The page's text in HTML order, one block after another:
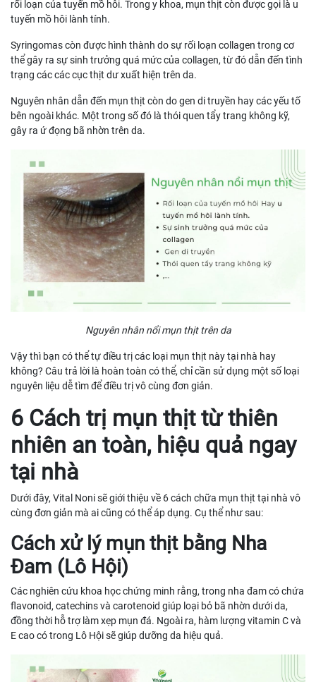
rối loạn của tuyến mồ hôi. Trong y khoa, mụn thịt còn được gọi là u
tuyến mồ hôi lành tính.
Syringomas còn được hình thành do sự rối loạn collagen trong cơ
thể gây ra sự sinh trưởng quá mức của collagen, từ đó dẫn đến tình
trạng các các cục thịt dư xuất hiện trên da.
Nguyên nhân dẫn đến mụn thịt còn do gen di truyền hay các yếu tố
bên ngoài khác. Một trong số đó là thói quen tẩy trang không kỹ,
gây ra ứ đọng bã nhờn trên da.
Nguyên nhân nổi mụn thịt trên da
Vậy thì bạn có thể tự điều trị các loại mụn thịt này tại nhà hay
không? Câu trả lời là hoàn toàn có thể, chỉ cần sử dụng một số loại
nguyên liệu dễ tìm để điều trị vô cùng đơn giản.
6 Cách trị mụn thịt từ thiên
nhiên an toàn, hiệu quả ngay
tại nhà
Dưới đây, Vital Noni sẽ giới thiệu về 6 cách chữa mụn thịt tại nhà vô
cùng đơn giản mà ai cũng có thể áp dụng. Cụ thể như sau:
Cách xử lý mụn thịt bằng Nha
Đam (Lô Hội)
Các nghiên cứu khoa học chứng minh rằng, trong nha đam có chứa
flavonoid, catechins và carotenoid giúp loại bỏ bã nhờn dưới da,
đồng thời hỗ trợ làm xẹp mụn đá. Ngoài ra, hàm lượng vitamin C và
E cao có trong Lô Hội sẽ giúp dưỡng da hiệu quả.